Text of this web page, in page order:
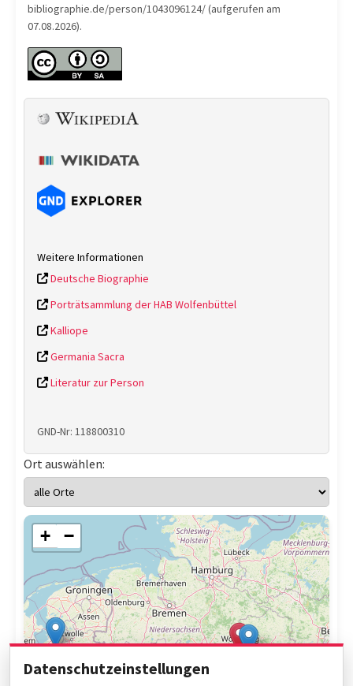
bibliographie.de/person/1043096124/ (aufgerufen am
07.08.2026).
Weitere Informationen
Deutsche Biographie
Porträtsammlung der HAB Wolfenbüttel
Kalliope
Germania Sacra
Literatur zur Person
GND-Nr: 118800310
Ort auswählen:
+ −
Datenschutzeinstellungen